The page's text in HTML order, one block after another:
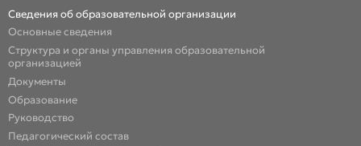
Сведения об образовательной организации
Основные сведения
Структура и органы управления образовательной
организацией
Документы
Образование
Руководство
Педагогический состав